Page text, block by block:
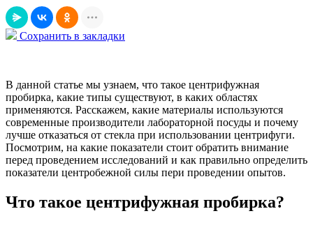
Сохранить в закладки
В данной статье мы узнаем, что такое центрифужная
пробирка, какие типы существуют, в каких областях
применяются. Расскажем, какие материалы используются
современные производители лабораторной посуды и почему
лучше отказаться от стекла при использовании центрифуги.
Посмотрим, на какие показатели стоит обратить внимание
перед проведением исследований и как правильно определить
показатели центробежной силы пери проведении опытов.
Что такое центрифужная пробирка?